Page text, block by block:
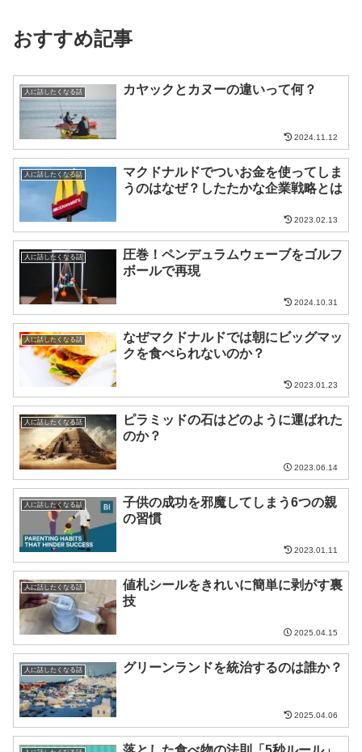
おすすめ記事
人に話したくなる話 カヤックとカヌーの違いって何？
2024.11.12
人に話したくなる話
マクドナルドでついお金を使ってしま
うのはなぜ？したたかな企業戦略とは
2023.02.13
人に話したくなる話
圧巻！ペンデュラムウェーブをゴルフ
ボールで再現
2024.10.31
人に話したくなる話
なぜマクドナルドでは朝にビッグマッ
クを食べられないのか？
2023.01.23
人に話したくなる話
ピラミッドの石はどのように運ばれた
のか？
2023.06.14
人に話したくなる話
子供の成功を邪魔してしまう6つの親
の習慣
2023.01.11
人に話したくなる話
値札シールをきれいに簡単に剥がす裏
技
2025.04.15
人に話したくなる話 グリーンランドを統治するのは誰か？
2025.04.06